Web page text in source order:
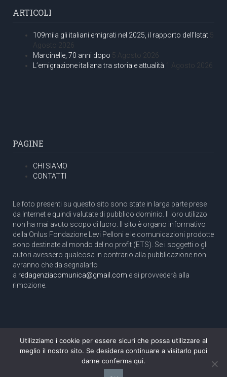
ARTICOLI
109mila gli italiani emigrati nel 2025, il rapporto dell’Istat 5
Agosto 2026
Marcinelle, 70 anni dopo 5 Agosto 2026
L’emigrazione italiana tra storia e attualità 1 Agosto 2026
PAGINE
CHI SIAMO
CONTATTI
Le foto presenti su questo sito sono state in larga parte prese
da Internet e quindi valutate di pubblico dominio. Il loro utilizzo
non ha mai avuto scopo di lucro. Il sito è organo informativo
della Onlus Fondazione Levi Pelloni e le comunicazioni prodotte
sono destinate al mondo del no profit (ETS). Se i soggetti o gli
autori avessero qualcosa in contrario alla pubblicazione non
avranno che da segnalarlo
a redagenziacomunica@gmail.com e si provvederà alla
rimozione.
Copyright 2003 com.unica - Tutti i diritti riservati
Aut. Tribunale di Roma N. 466/2003 dell'11/11/2003
Direttore responsabile: Pino Pelloni [direttore@agenziacomunica.net]
Utilizziamo i cookie per essere sicuri che possa utilizzare al
meglio il nostro sito. Se desidera continuare a visitarlo puoi
darne conferma qui.